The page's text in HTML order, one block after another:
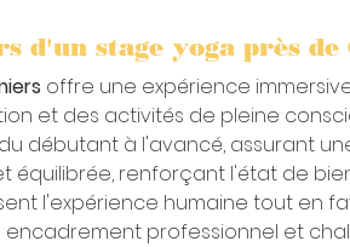
d'un stage yoga près de
offre une expérience
et des activités de pleine
débutant à l'avancé, assurant
équilibrée, renforçant l'état de
l'expérience humaine tout en
professionnel et